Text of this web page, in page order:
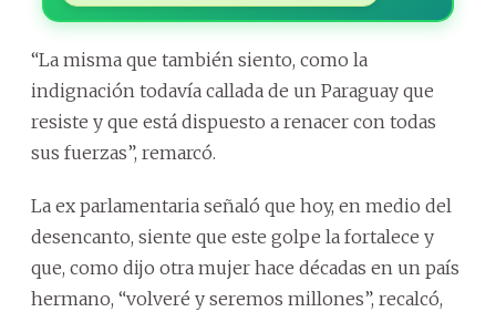
“La misma que también siento, como la
indignación todavía callada de un Paraguay que
resiste y que está dispuesto a renacer con todas
sus fuerzas”, remarcó.
La ex parlamentaria señaló que hoy, en medio del
desencanto, siente que este golpe la fortalece y
que, como dijo otra mujer hace décadas en un país
hermano, “volveré y seremos millones”, recalcó,